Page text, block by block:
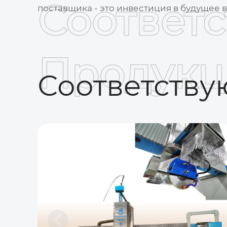
поставщика - это инвестиция в будущее